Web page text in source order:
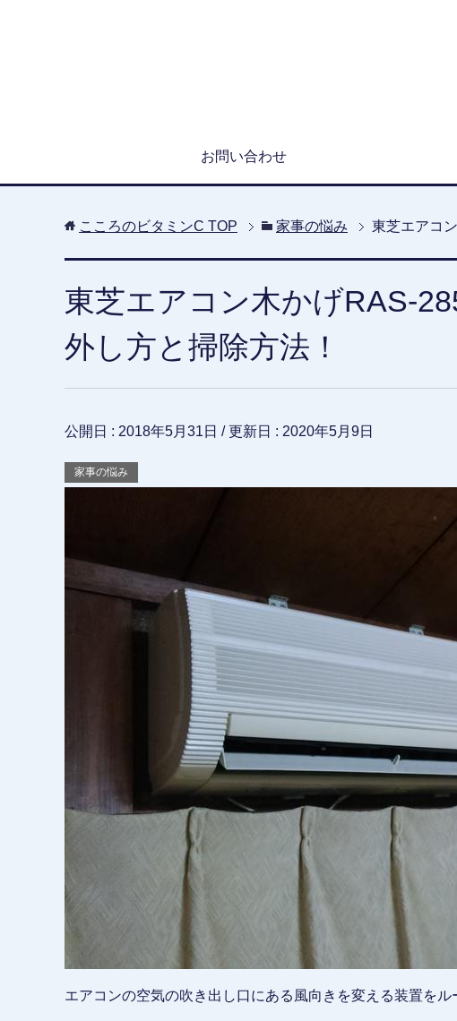
お問い合わせ
こころのビタミンC TOP 家事の悩み 東芝エアコ
東芝エアコン木かげRAS-
外し方と掃除方法！
公開日 : 2018年5月31日 / 更新日 : 2020年5月9日
家事の悩み
エアコンの空気の吹き出し口にある風向きを変える装置をル